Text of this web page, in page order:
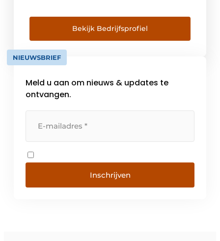
kabelrupsen en kabels; motion plastics
genaamd. In België bedienen we meer dan
3000 klanten die actief zijn in grote
verscheidenheid van industrieën. Met de
online tools die terug te vinden zijn op […]
Bekijk Bedrijfsprofiel
NIEUWSBRIEF
Meld u aan om nieuws & updates te
ontvangen.
Inschrijven